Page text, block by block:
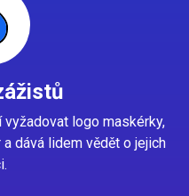
logo maskérky,
dává lidem vědět o jejich